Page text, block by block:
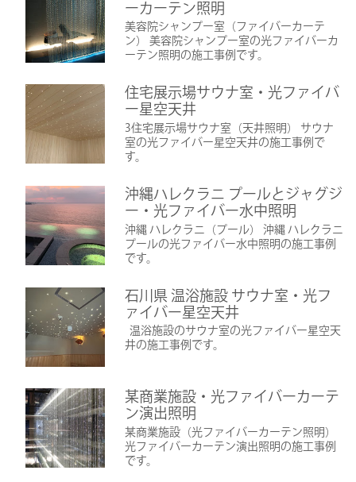
ーカーテン照明
美容院シャンプー室（ファイバーカーテ
ン） 美容院シャンプー室の光ファイバーカ
ーテン照明の施工事例です。
住宅展示場サウナ室・光ファイバ
ー星空天井
3住宅展示場サウナ室（天井照明） サウナ
室の光ファイバー星空天井の施工事例で
す。
沖縄ハレクラニ プールとジャグジ
ー・光ファイバー水中照明
沖縄 ハレクラニ（プール） 沖縄 ハレクラニ
プールの光ファイバー水中照明の施工事例
です。
石川県 温浴施設 サウナ室・光フ
ァイバー星空天井
温浴施設のサウナ室の光ファイバー星空天
井の施工事例です。
某商業施設・光ファイバーカーテ
ン演出照明
某商業施設（光ファイバーカーテン照明）
光ファイバーカーテン演出照明の施工事例
です。